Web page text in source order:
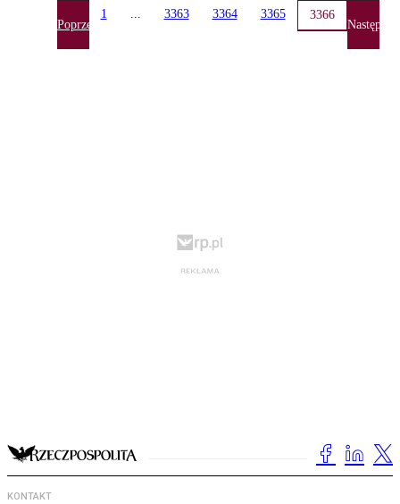
Poprzednia
1 ... 3363 3364 3365 3366
Następna
KONTAKT